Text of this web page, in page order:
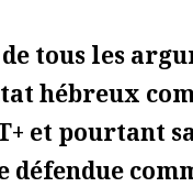
tous les
hébreux
et pourtant
défendue